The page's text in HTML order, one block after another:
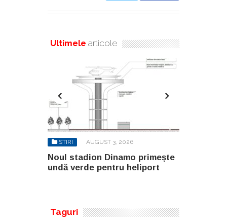
Ultimele articole
STIRI AUGUST 3, 2026
Noul stadion Dinamo primește
undă verde pentru heliport
SANY
Taguri